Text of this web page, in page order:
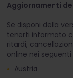
Aggiornamenti
Se disponi della
tenerti informato
ritardi,
online nei seguenti
Austria